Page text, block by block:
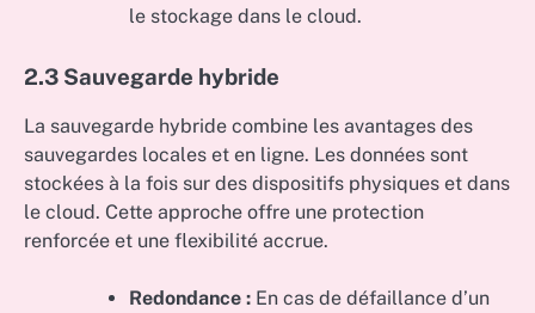
le stockage dans le cloud.
2.3 Sauvegarde hybride
La sauvegarde hybride combine les avantages des
sauvegardes locales et en ligne. Les données sont
stockées à la fois sur des dispositifs physiques et dans
le cloud. Cette approche offre une protection
renforcée et une flexibilité accrue.
Redondance : En cas de défaillance d’un